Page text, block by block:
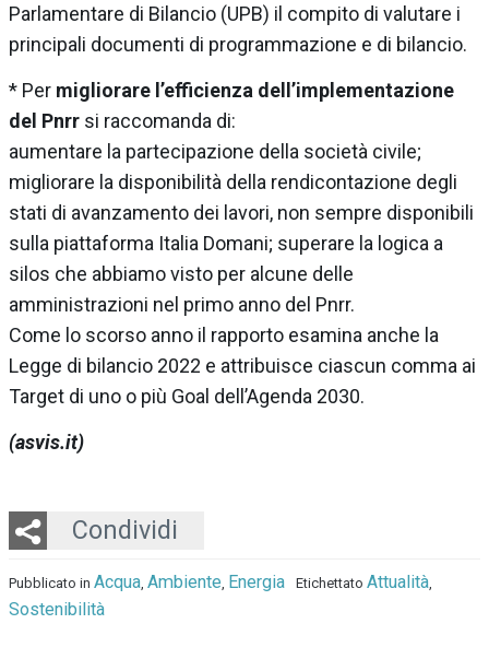
Parlamentare di Bilancio (UPB) il compito di valutare i
principali documenti di programmazione e di bilancio.
* Per migliorare l’efficienza dell’implementazione
del Pnrr si raccomanda di:
aumentare la partecipazione della società civile;
migliorare la disponibilità della rendicontazione degli
stati di avanzamento dei lavori, non sempre disponibili
sulla piattaforma Italia Domani; superare la logica a
silos che abbiamo visto per alcune delle
amministrazioni nel primo anno del Pnrr.
Come lo scorso anno il rapporto esamina anche la
Legge di bilancio 2022 e attribuisce ciascun comma ai
Target di uno o più Goal dell’Agenda 2030.
(asvis.it)
Condividi
Twitter
LinkedIn
Email
Whatsapp
Pubblicato in Acqua, Ambiente, Energia Etichettato Attualità,
Sostenibilità